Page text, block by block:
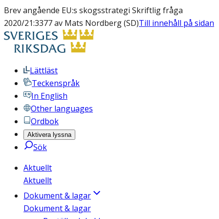
Brev angående EU:s skogsstrategi Skriftlig fråga
2020/21:3377 av Mats Nordberg (SD)Till innehåll på sidan
Lättläst
Teckenspråk
In English
Other languages
Ordbok
Aktivera lyssna
Sök
Aktuellt
Aktuellt
Dokument & lagar
Dokument & lagar